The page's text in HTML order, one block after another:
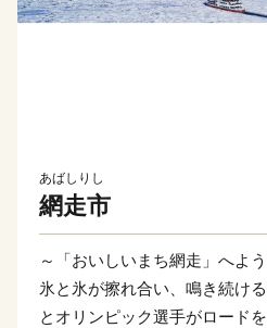
あばしりし
網走市
～「おいしいまち網走」へよ
氷と氷が擦れ合い、鳴き続け
とオリンピック選手がロード